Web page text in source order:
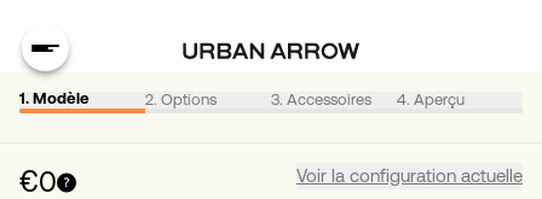
1. Modèle 2. Options 3. Accessoires 4. Aperçu
€0 Voir la configuration actuelle